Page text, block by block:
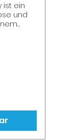
ist ein
und
WiFi